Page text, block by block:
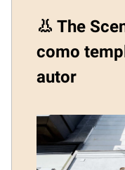
👃 The
como
autor